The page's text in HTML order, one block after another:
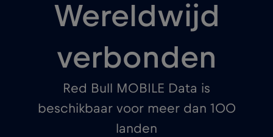
Wereldwijd
verbonden
Red Bull MOBILE Data is
beschikbaar voor meer dan 100
landen